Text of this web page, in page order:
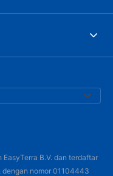
B.V. dan terdaftar
dengan nomor 01104443